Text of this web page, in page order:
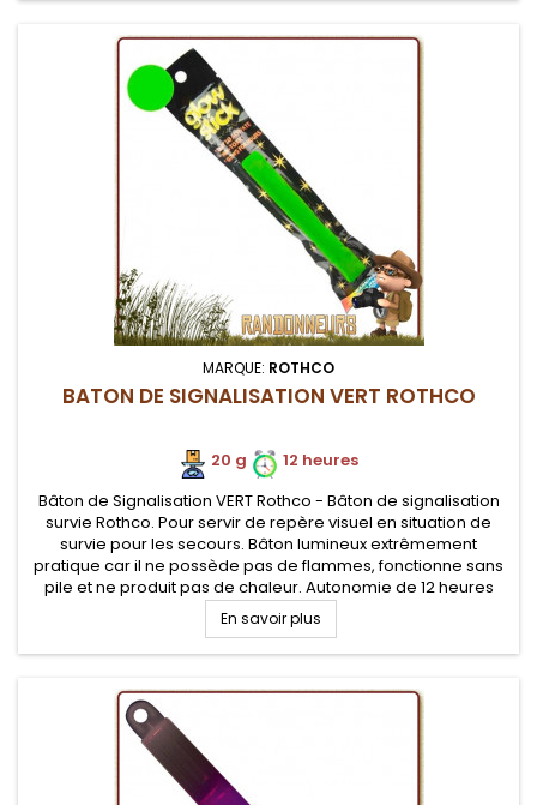
MARQUE: ROTHCO
BATON DE SIGNALISATION VERT ROTHCO
20 g
12 heures
Bâton de Signalisation VERT Rothco - Bâton de signalisation
survie Rothco. Pour servir de repère visuel en situation de
survie pour les secours. Bâton lumineux extrêmement
pratique car il ne possède pas de flammes, fonctionne sans
pile et ne produit pas de chaleur. Autonomie de 12 heures
En savoir plus